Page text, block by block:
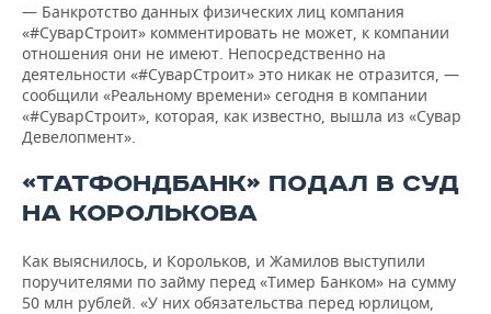
— Банкротство данных физических лиц компания
«#СуварСтроит» комментировать не может, к компании
отношения они не имеют. Непосредственно на
деятельности «#СуварСтроит» это никак не отразится, —
сообщили «Реальному времени» сегодня в компании
«#СуварСтроит», которая, как известно, вышла из «Сувар
Девелопмент».
«ТАТФОНДБАНК» ПОДАЛ В СУД
НА КОРОЛЬКОВА
Как выяснилось, и Корольков, и Жамилов выступили
поручителями по займу перед «Тимер Банком» на сумму
50 млн рублей. «У них обязательства перед юрлицом,